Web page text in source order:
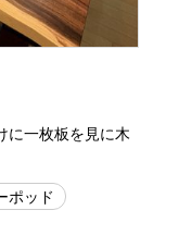
に一枚板を見に木
ポッド